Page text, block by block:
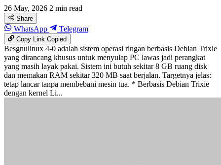
26 May, 2026 2 min read
Share
WhatsApp Telegram
Copy LinkCopied
Besgnulinux 4-0 adalah sistem operasi ringan berbasis Debian Trixie
yang dirancang khusus untuk menyulap PC lawas jadi perangkat
yang masih layak pakai. Sistem ini butuh sekitar 8 GB ruang disk
dan memakan RAM sekitar 320 MB saat berjalan. Targetnya jelas:
tetap lancar tanpa membebani mesin tua. * Berbasis Debian Trixie
dengan kernel Li...